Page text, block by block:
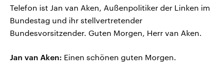
Telefon ist Jan van Aken, Außenpolitiker der Linken im
Bundestag und ihr stellvertretender
Bundesvorsitzender. Guten Morgen, Herr van Aken.
Jan van Aken: Einen schönen guten Morgen.